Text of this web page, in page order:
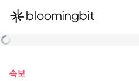
한국어
속보